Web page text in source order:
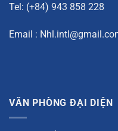
Tel: (+84) 943 858 228
Email :
VĂN PHÒNG ĐẠI DIỆN